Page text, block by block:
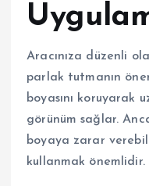
Aracınıza düzenli
parlak tutmanın
boyasını koruyarak
görünüm sağlar.
boyaya zarar
kullanmak önemlidir.